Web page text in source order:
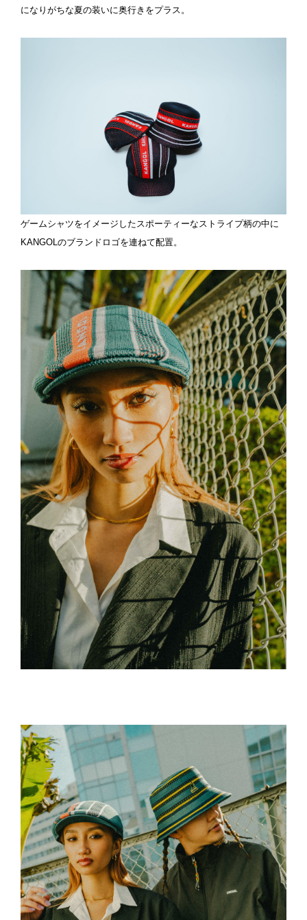
になりがちな夏の装いに奥行きをプラス。
ゲームシャツをイメージしたスポーティーなストライプ柄の中に
KANGOLのブランドロゴを連ねて配置。